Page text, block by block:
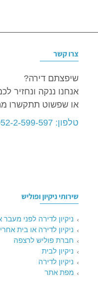
צרו קשר
שיפצתם דירה?
אנחנו ננקה ונחזיר
או שפשוט תתקשרו
טלפון: 052-2-599-597
שירותי ניקיון ופוליש
ניקיון לדירה לפני
ניקיון לדירה או בית
חברת פוליש לרצפה
ניקיון לבית
ניקיון לדירה
מפת אתר